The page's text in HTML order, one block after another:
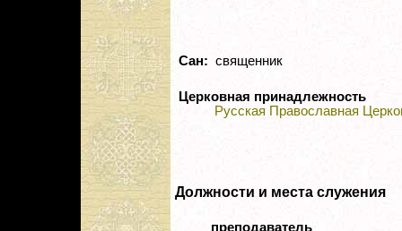
Сан: священник
Церковная принадлежность
Русская Православная
Должности и места служения
преподаватель